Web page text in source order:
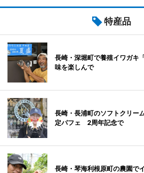
特産品
長崎・深堀町で養殖イワガ
味を楽しんで
長崎・長浦町のソフトクリー
定パフェ 2周年記念で
長崎・琴海利根原町の農園